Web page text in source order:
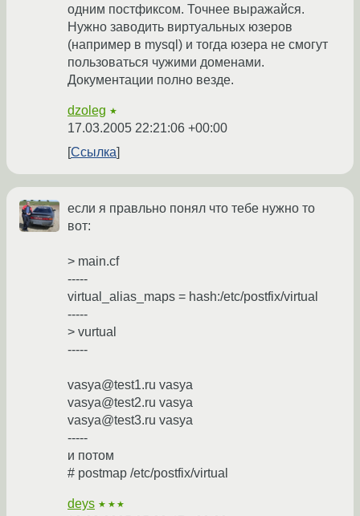
одним постфиксом. Точнее выражайся.
Нужно заводить виртуальных юзеров
(например в mysql) и тогда юзера не смогут
пользоваться чужими доменами.
Документации полно везде.
dzoleg ★
17.03.2005 22:21:06 +00:00
Ссылка
если я правльно понял что тебе нужно то
вот:
> main.cf
-----
virtual_alias_maps = hash:/etc/postfix/virtual
-----
> vurtual
-----
vasya@test1.ru vasya
vasya@test2.ru vasya
vasya@test3.ru vasya
-----
и потом
# postmap /etc/postfix/virtual
deys ★★★